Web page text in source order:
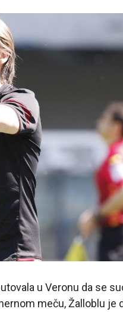
u Veronu da se
meču, Žalloblu je